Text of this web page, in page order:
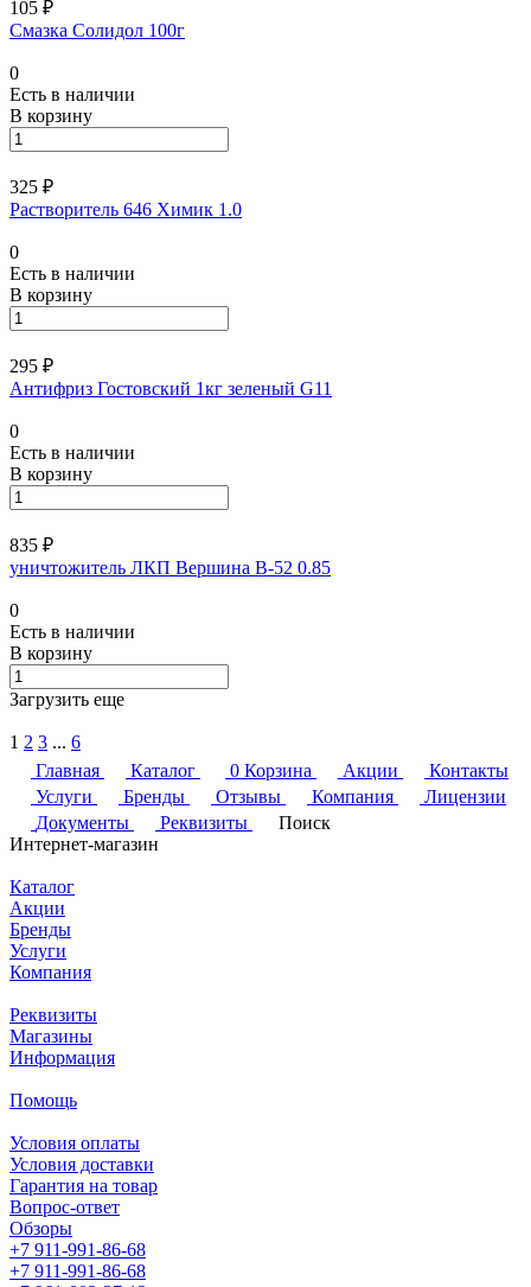
105 ₽
Смазка Солидол 100г
0
Есть в наличии
В корзину
325 ₽
Растворитель 646 Химик 1.0
0
Есть в наличии
В корзину
295 ₽
Антифриз Гостовский 1кг зеленый G11
0
Есть в наличии
В корзину
835 ₽
уничтожитель ЛКП Вершина В-52 0.85
0
Есть в наличии
В корзину
Загрузить еще
1 2 3 ... 6
Главная
Каталог 0 Корзина Акции
Контакты
Услуги
Бренды Отзывы Компания
Лицензии
Документы
Реквизиты
Поиск
Интернет-магазин
Каталог
Акции
Бренды
Услуги
Компания
Реквизиты
Магазины
Информация
Помощь
Условия оплаты
Условия доставки
Гарантия на товар
Вопрос-ответ
Обзоры
+7 911-991-86-68
+7 911-991-86-68